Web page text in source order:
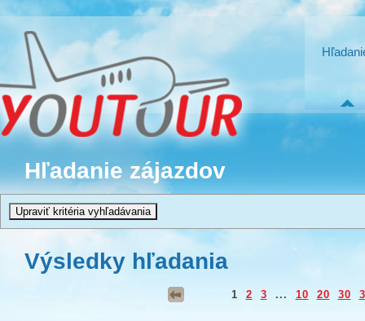
Hľadanie zájazdov
Výsledky hľadania
1 2 3 ... 10 20 30